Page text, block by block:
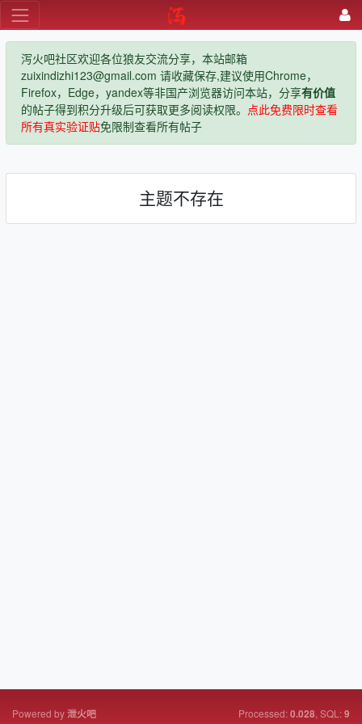
泻火吧社区欢迎各位狼友交流分享，本站邮箱
zuixindizhi123@gmail.com 请收藏保存,建议使用Chrome，
Firefox，Edge，yandex等非国产浏览器访问本站，分享有价值
的帖子得到积分升级后可获取更多阅读权限。 点此免费限时查看
所有真实验证贴免限制查看所有帖子
主题不存在
Powered by泄火吧 Processed:0.028, SQL:9